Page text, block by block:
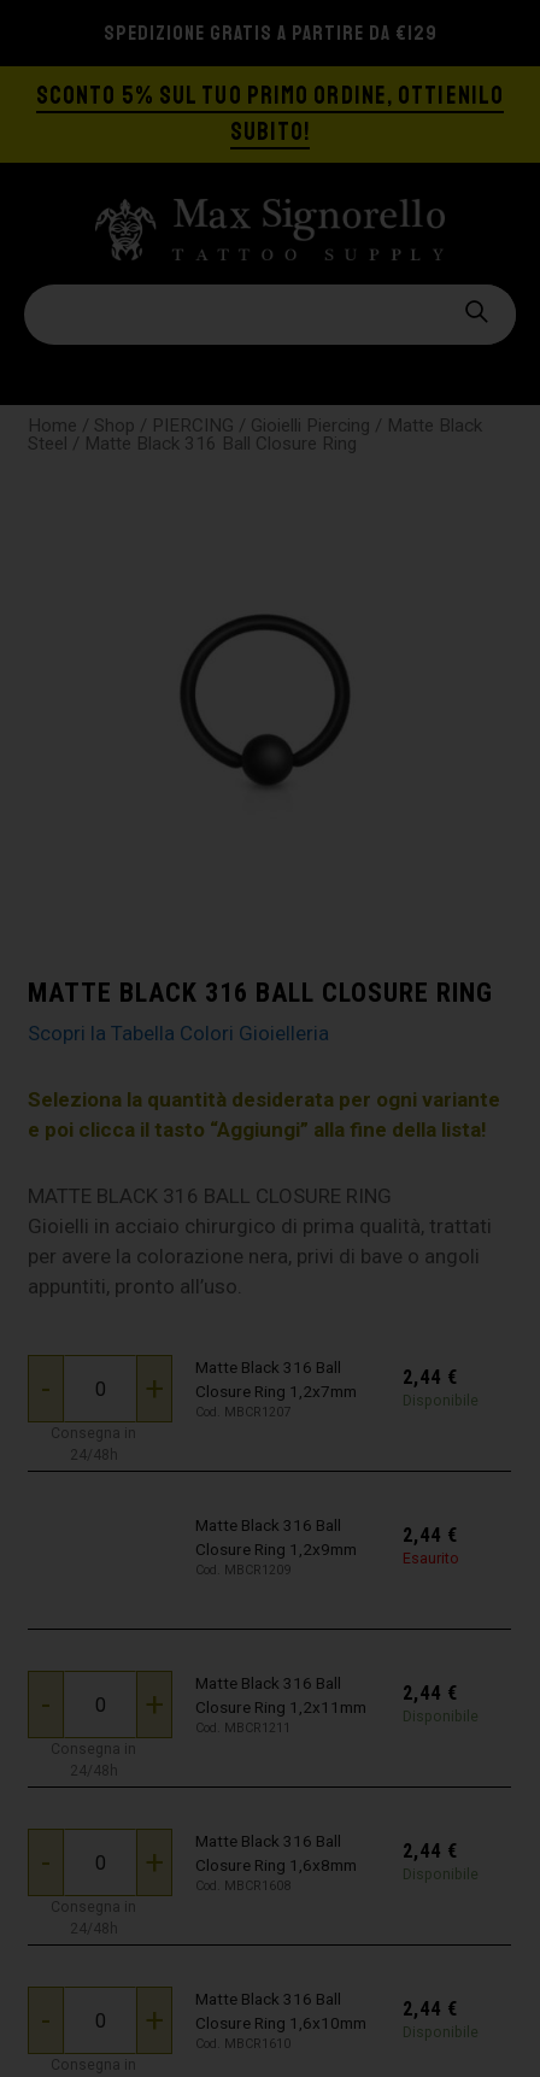
SPEDIZIONE GRATIS A PARTIRE DA €129
SCONTO 5% SUL TUO PRIMO ORDINE, OTTIENILO
SUBITO!
Home / Shop / PIERCING / Gioielli Piercing / Matte Black
Steel / Matte Black 316 Ball Closure Ring
MATTE BLACK 316 BALL CLOSURE RING
Scopri la Tabella Colori Gioielleria
Seleziona la quantità desiderata per ogni variante
e poi clicca il tasto “Aggiungi” alla fine della lista!
MATTE BLACK 316 BALL CLOSURE RING
Gioielli in acciaio chirurgico di prima qualità, trattati
per avere la colorazione nera, privi di bave o angoli
appuntiti, pronto all’uso.
- +
Consegna in
24/48h
Matte Black 316 Ball
Closure Ring 1,2x7mm
Cod. MBCR1207
2,44 €
Disponibile
Matte Black 316 Ball
Closure Ring 1,2x9mm
Cod. MBCR1209
2,44 €
Esaurito
- +
Consegna in
24/48h
Matte Black 316 Ball
Closure Ring 1,2x11mm
Cod. MBCR1211
2,44 €
Disponibile
- +
Consegna in
24/48h
Matte Black 316 Ball
Closure Ring 1,6x8mm
Cod. MBCR1608
2,44 €
Disponibile
- +
Consegna in
Matte Black 316 Ball
Closure Ring 1,6x10mm
Cod. MBCR1610
2,44 €
Disponibile